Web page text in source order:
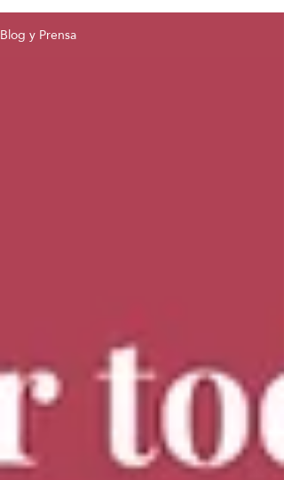
Blog y Prensa